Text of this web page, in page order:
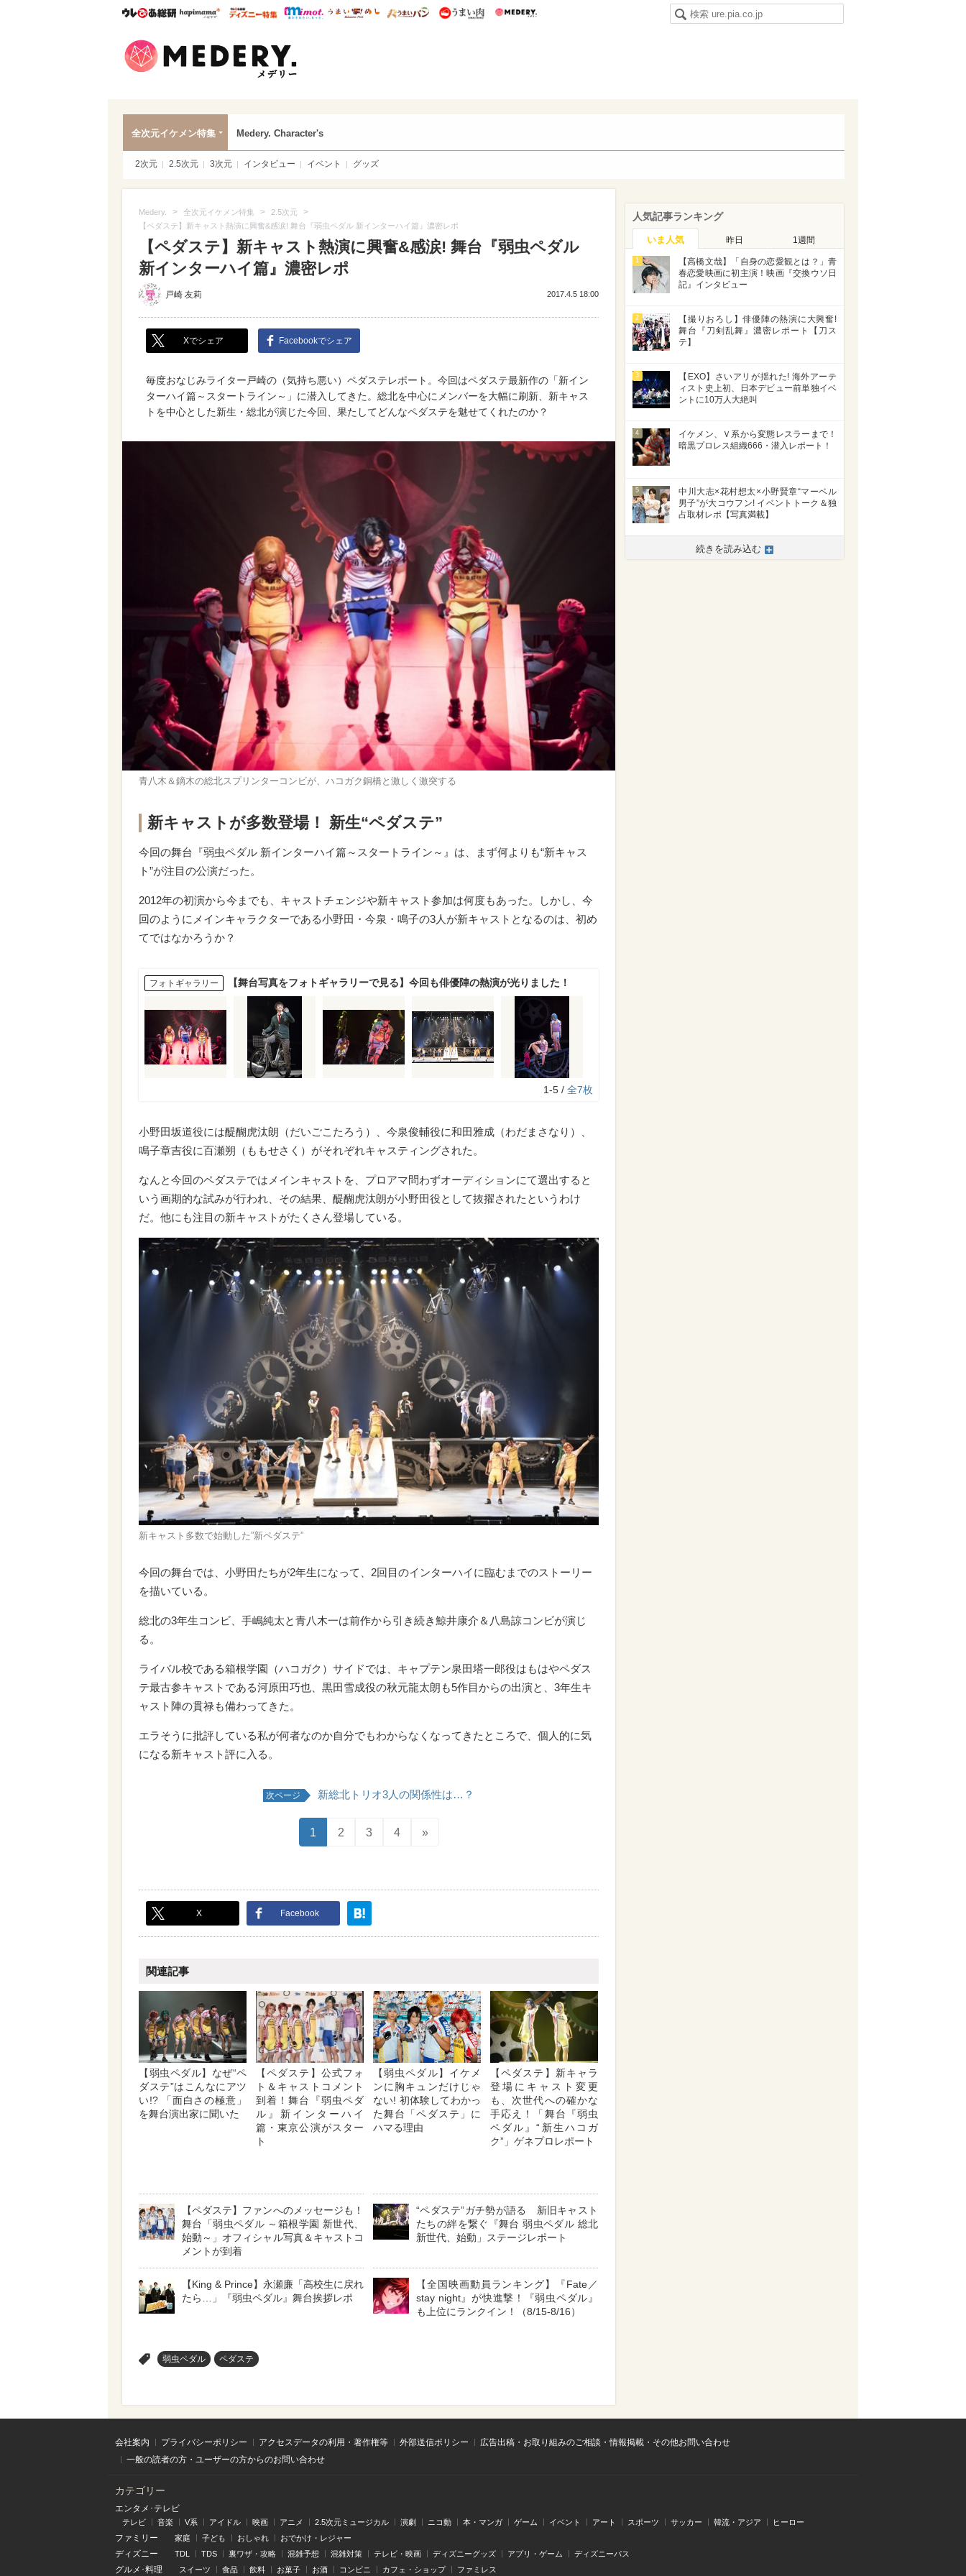
ウレぴあ総研ハピママ* ウレぴあ総研 ディズニー特集
mimot. うまいめし うまいパン うまい肉
全次元イケメン特集 Medery. Character's
2次元 2.5次元 3次元 インタビュー イベント グッズ
Medery. > 全次元イケメン特集 > 2.5次元 >
【ペダステ】新キャスト熱演に興奮&感涙! 舞台『弱虫ペダル 新インターハイ篇』濃密レポ
【ペダステ】新キャスト熱演に興奮&感涙! 舞台『弱虫ペダル
新インターハイ篇』濃密レポ
戸崎 友莉 2017.4.5 18:00
Xでシェア Facebookでシェア
毎度おなじみライター戸崎の（気持ち悪い）ペダステレポート。今回はペダステ最新作の「新イン
ターハイ篇～スタートライン～」に潜入してきた。総北を中心にメンバーを大幅に刷新、新キャス
トを中心とした新生・総北が演じた今回、果たしてどんなペダステを魅せてくれたのか？
青八木＆鏑木の総北スプリンターコンビが、ハコガク銅橋と激しく激突する
新キャストが多数登場！ 新生“ペダステ”
今回の舞台『弱虫ペダル 新インターハイ篇～スタートライン～』は、まず何よりも“新キャス
ト”が注目の公演だった。
2012年の初演から今までも、キャストチェンジや新キャスト参加は何度もあった。しかし、今
回のようにメインキャラクターである小野田・今泉・鳴子の3人が新キャストとなるのは、初め
てではなかろうか？
フォトギャラリー 【舞台写真をフォトギャラリーで見る】今回も俳優陣の熱演が光りました！
1-5 / 全7枚
小野田坂道役には醍醐虎汰朗（だいごこたろう）、今泉俊輔役に和田雅成（わだまさなり）、
鳴子章吉役に百瀬朔（ももせさく）がそれぞれキャスティングされた。
なんと今回のペダステではメインキャストを、プロアマ問わずオーディションにて選出すると
いう画期的な試みが行われ、その結果、醍醐虎汰朗が小野田役として抜擢されたというわけ
だ。他にも注目の新キャストがたくさん登場している。
新キャスト多数で始動した”新ペダステ”
今回の舞台では、小野田たちが2年生になって、2回目のインターハイに臨むまでのストーリー
を描いている。
総北の3年生コンビ、手嶋純太と青八木一は前作から引き続き鯨井康介＆八島諒コンビが演じ
る。
ライバル校である箱根学園（ハコガク）サイドでは、キャプテン泉田塔一郎役はもはやペダス
テ最古参キャストである河原田巧也、黒田雪成役の秋元龍太朗も5作目からの出演と、3年生キ
ャスト陣の貫禄も備わってきた。
エラそうに批評している私が何者なのか自分でもわからなくなってきたところで、個人的に気
になる新キャスト評に入る。
次ページ 新総北トリオ3人の関係性は…？
1 2 3 4 »
X Facebook
関連記事
【弱虫ペダル】なぜ“ペ
ダステ”はこんなにアツ
い!? 「面白さの極意」
を舞台演出家に聞いた
【ペダステ】公式フォ
ト＆キャストコメント
到着！舞台『弱虫ペダ
ル』新インターハイ
篇・東京公演がスター
ト
【弱虫ペダル】イケメ
ンに胸キュンだけじゃ
ない! 初体験してわかっ
た舞台「ペダステ」に
ハマる理由
【ペダステ】新キャラ
登場にキャスト変更
も、次世代への確かな
手応え！「舞台『弱虫
ペダル』“新生ハコガ
ク”」ゲネプロレポート
【ペダステ】ファンへのメッセージも！
舞台「弱虫ペダル ～箱根学園 新世代、
始動～」オフィシャル写真＆キャストコ
メントが到着
“ペダステ”ガチ勢が語る 新旧キャスト
たちの絆を繋ぐ『舞台 弱虫ペダル 総北
新世代、始動」ステージレポート
【King & Prince】永瀬廉「高校生に戻れ
たら…」『弱虫ペダル』舞台挨拶レポ
【全国映画動員ランキング】『Fate／
stay night』が快進撃！『弱虫ペダル』
も上位にランクイン！（8/15-8/16）
弱虫ペダル ペダステ
人気記事ランキング
いま人気 昨日 1週間
1
【高橋文哉】「自身の恋愛観とは？」青
春恋愛映画に初主演！映画『交換ウソ日
記』インタビュー
2
【撮りおろし】俳優陣の熱演に大興奮!
舞台『刀剣乱舞』濃密レポート【刀ス
テ】
3
【EXO】さいアリが揺れた! 海外アーテ
ィスト史上初、日本デビュー前単独イベ
ントに10万人大絶叫
4
イケメン、Ｖ系から変態レスラーまで！
暗黒プロレス組織666・潜入レポート！
5
中川大志×花村想太×小野賢章“マーベル
男子”が大コウフン! イベントトーク＆独
占取材レポ【写真満載】
続きを読み込む
会社案内 プライバシーポリシー アクセスデータの利用・著作権等 外部送信ポリシー
広告出稿・お取り組みのご相談・情報掲載・その他お問い合わせ
一般の読者の方・ユーザーの方からのお問い合わせ
カテゴリー
エンタメ･テレビ
テレビ 音楽 V系 アイドル 映画 アニメ 2.5次元ミュージカル 演劇 ニコ動 本・マンガ ゲーム イベント アート スポーツ サッカー 韓流・アジア ヒーロー
ファミリー 家庭 子ども おしゃれ おでかけ・レジャー
ディズニー TDL TDS 裏ワザ・攻略 混雑予想 混雑対策 テレビ・映画 ディズニーグッズ アプリ・ゲーム ディズニーパス
グルメ･料理 スイーツ 食品 飲料 お菓子 お酒 コンビニ カフェ・ショップ ファミレス